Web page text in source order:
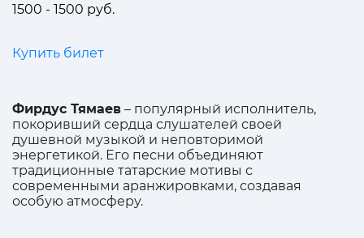
1500 - 1500 руб.
Купить билет
Фирдус Тямаев – популярный исполнитель,
покоривший сердца слушателей своей
душевной музыкой и неповторимой
энергетикой. Его песни объединяют
традиционные татарские мотивы с
современными аранжировками, создавая
особую атмосферу.